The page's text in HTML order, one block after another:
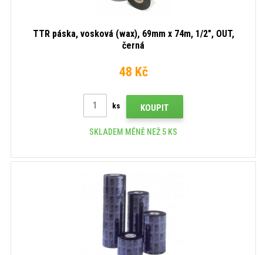
TTR páska, vosková (wax), 69mm x 74m, 1/2", OUT,
černá
48 Kč
ks KOUPIT
SKLADEM MÉNĚ NEŽ 5 KS